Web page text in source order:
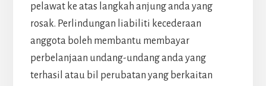
pelawat ke atas langkah anjung anda yang
rosak. Perlindungan liabiliti kecederaan
anggota boleh membantu membayar
perbelanjaan undang-undang anda yang
terhasil atau bil perubatan yang berkaitan